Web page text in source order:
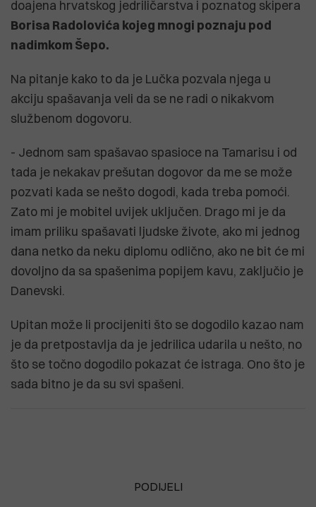
doajena hrvatskog jedriličarstva i poznatog skipera
Borisa Radolovića kojeg mnogi poznaju pod
nadimkom Šepo.
Na pitanje kako to da je Lučka pozvala njega u
akciju spašavanja veli da se ne radi o nikakvom
službenom dogovoru.
- Jednom sam spašavao spasioce na Tamarisu i od
tada je nekakav prešutan dogovor da me se može
pozvati kada se nešto dogodi, kada treba pomoći.
Zato mi je mobitel uvijek uključen. Drago mi je da
imam priliku spašavati ljudske živote, ako mi jednog
dana netko da neku diplomu odlično, ako ne bit će mi
dovoljno da sa spašenima popijem kavu, zaključio je
Danevski.
Upitan može li procijeniti što se dogodilo kazao nam
je da pretpostavlja da je jedrilica udarila u nešto, no
što se točno dogodilo pokazat će istraga. Ono što je
sada bitno je da su svi spašeni.
PODIJELI